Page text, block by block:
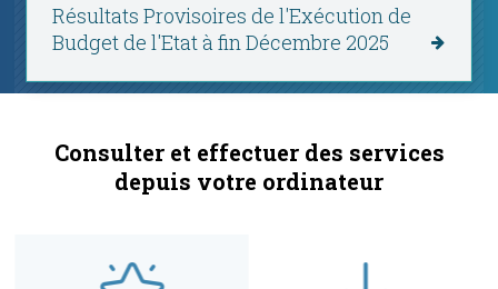
Résultats Provisoires de l'Exécution de
Budget de l'Etat à fin Décembre 2025
Consulter et effectuer des services
depuis votre ordinateur